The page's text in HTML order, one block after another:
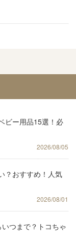
ビー用品15選！必
2026/08/05
？おすすめ！人気
2026/08/01
つまで？トコちゃ